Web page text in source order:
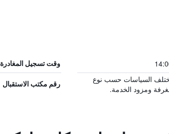
وقت تسجيل المغادرة
السياسات حسب نوع
ومزود الخدمة.
رقم مكتب الاستقبال